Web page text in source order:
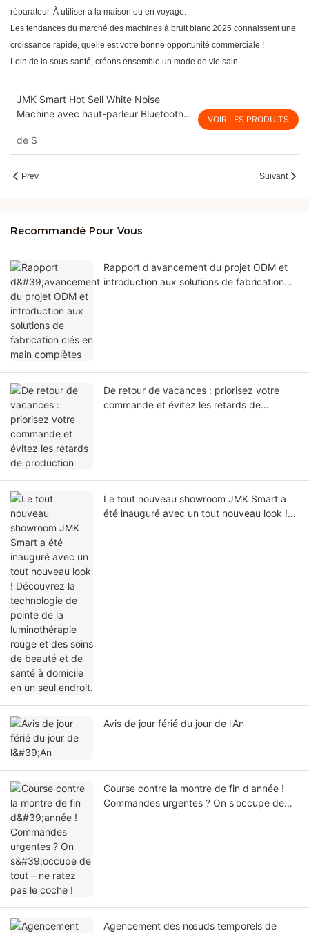
réparateur. À utiliser à la maison ou en voyage.
Les tendances du marché des machines à bruit blanc 2025 connaissent une
croissance rapide, quelle est votre bonne opportunité commerciale !
Loin de la sous-santé, créons ensemble un mode de vie sain.
JMK Smart Hot Sell White Noise
Machine avec haut-parleur Bluetooth
bébé & Adultes
de $
VOIR LES PRODUITS
Prev Suivant
Recommandé Pour Vous
Rapport d'avancement du projet ODM et
introduction aux solutions de fabrication
De retour de vacances : priorisez votre
commande et évitez les retards de
Le tout nouveau showroom JMK Smart a
été inauguré avec un tout nouveau look !
Avis de jour férié du jour de l'An
Course contre la montre de fin d'année !
Commandes urgentes ? On s'occupe de
Agencement des nœuds temporels de